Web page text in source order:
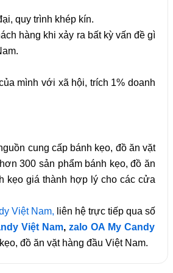
quy trình khép kín.
hàng khi xảy ra bất kỳ vấn đề gì
mình với xã hội, trích 1% doanh
cung cấp bánh kẹo, đồ ăn vặt
300 sản phẩm bánh kẹo, đồ ăn
kẹo giá thành hợp lý cho các cửa
Việt Nam, liên hệ trực tiếp qua số
Việt Nam,zalo OA My Candy
đồ ăn vặt hàng đầu Việt Nam.